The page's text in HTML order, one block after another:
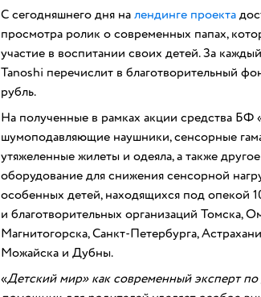
С сегодняшнего дня на лендинге проекта
просмотра ролик о современных папах,
участие в воспитании своих детей. За
Tanoshi перечислит в благотворительный
рубль.
На полученные в рамках акции средства БФ
шумоподавляющие наушники, сенсорные
утяжеленные жилеты и одеяла, а также
оборудование для снижения сенсорной
особенных детей, находящихся под опекой
и благотворительных организаций Томска,
Магнитогорска, Санкт-Петербурга,
Можайска и Дубны.
«Детский мир» как современный эксперт по